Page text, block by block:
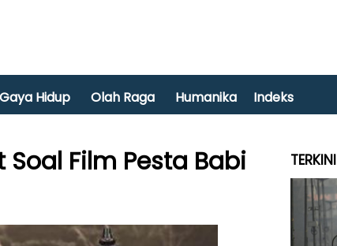
Gaya Hidup Olah Raga Humanika Indeks
Soal Film Pesta Babi TERKINI